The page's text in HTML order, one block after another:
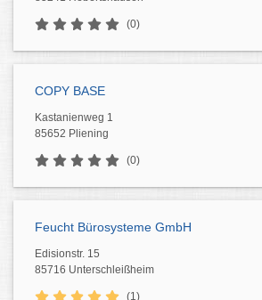
(0)
COPY BASE
Kastanienweg 1
85652 Pliening
(0)
Feucht Bürosysteme GmbH
Edisionstr. 15
85716 Unterschleißheim
(1)